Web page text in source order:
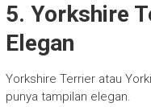
5. Yorkshire
Elegan
Yorkshire Terrier atau
punya tampilan elegan.